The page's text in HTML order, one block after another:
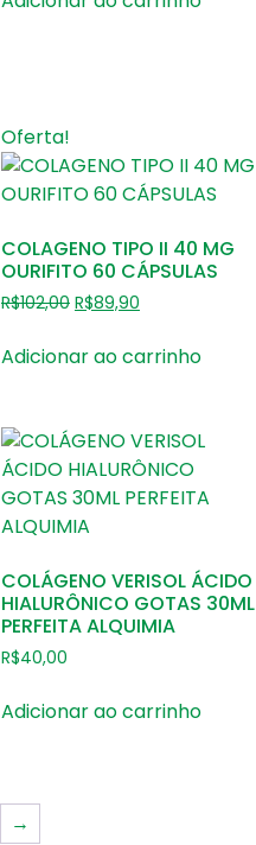
Oferta!
COLAGENO TIPO II 40 MG
OURIFITO 60 CÁPSULAS
R$102,00 R$89,90
Adicionar ao carrinho
COLÁGENO VERISOL ÁCIDO
HIALURÔNICO GOTAS 30ML
PERFEITA ALQUIMIA
R$40,00
Adicionar ao carrinho
→